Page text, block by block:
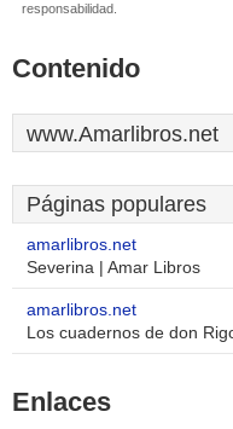
responsabilidad.
Contenido
www.Amarlibros.net
Páginas populares
amarlibros.net
Severina | Amar Libros
amarlibros.net
Los cuadernos de don
Enlaces